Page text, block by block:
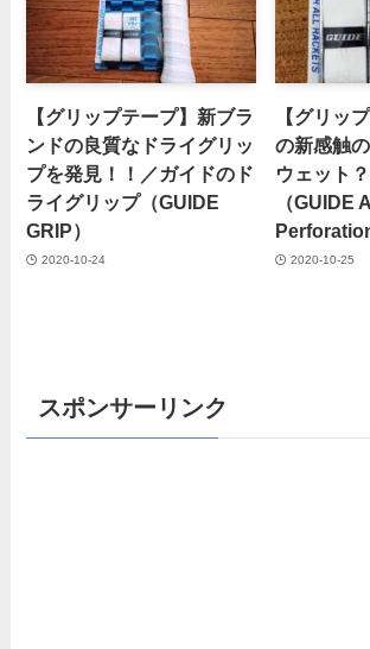
【グリップテープ】新ブラ
ンドの良質なドライグリッ
プを発見！！／ガイドのド
ライグリップ（GUIDE
GRIP）
2020-10-24
【グリッ
の新感触
ウェット
（GUIDE
Perforation
2020-10-25
スポンサーリンク